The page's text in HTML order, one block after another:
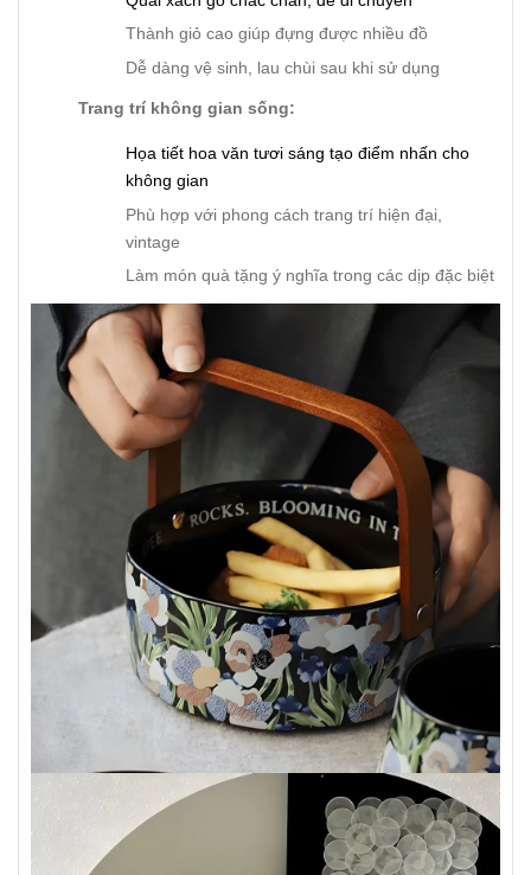
Thành giỏ cao giúp đựng được nhiều đồ
Dễ dàng vệ sinh, lau chùi sau khi sử dụng
Trang trí không gian sống:
Họa tiết hoa văn tươi sáng tạo điểm nhấn cho
không gian
Phù hợp với phong cách trang trí hiện đại,
vintage
Làm món quà tặng ý nghĩa trong các dịp đặc biệt